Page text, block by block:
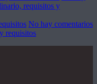
requisitos y
No hay comentarios
requisitos